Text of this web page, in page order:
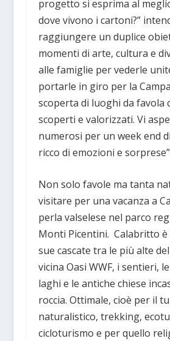
progetto si esprima al
dove vivono i cartoni?”
raggiungere un duplice
momenti di arte, cultura e
alle famiglie per vederle
portarle in giro per la
scoperta di luoghi da favola
scoperti e valorizzati. Vi
numerosi per un week end
ricco di emozioni e
Non solo favole ma tanta
visitare per una vacanza a
perla valselese nel parco
Monti Picentini. Calabritto
sue cascate tra le più alte
vicina Oasi WWF, i sentieri,
laghi e le antiche chiese
roccia. Ottimale, cioè per il
naturalistico, trekking,
cicloturismo e per quello